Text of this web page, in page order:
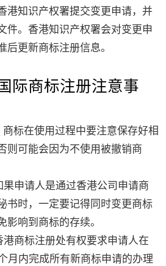
港知识产权署提交变更申请，并
件。香港知识产权署会对变更申
更新商标注册信息。
际商标注册注意事
商标在使用过程中要注意保存好相
则可能会因为不使用被撤销商
果申请人是通过香港公司申请商
书时，一定要记得同时变更商标
影响到商标的存续。
港商标注册处有权要求申请人在
月内完成所有新商标申请的办理